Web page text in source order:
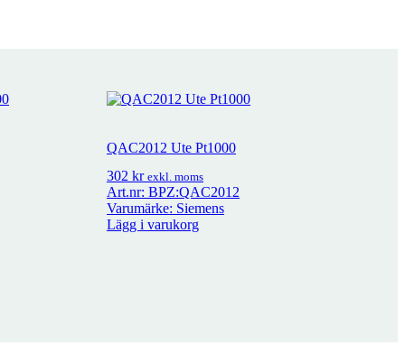
QAC2012 Ute Pt1000
302 kr exkl. moms
Art.nr: BPZ:QAC2012
Varumärke: Siemens
Lägg i varukorg